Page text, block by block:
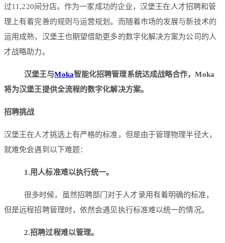
过11,220间分店。作为一家成功的企业，汉堡王在人才招聘和管
理上有着完善的规则与运营规划。而随着市场的发展与新技术的
运用成熟，汉堡王也期望借助更多的数字化解决方案为公司的人
才战略助力。
汉堡王与Moka智能化招聘管理系统达成战略合作，Moka
将为汉堡王提供全流程的数字化解决方案。
招聘挑战
汉堡王在人才挑选上有严格的标准，但是由于管理物理半径大，
就难免会遇到以下难题：
1.用人标准难以执行统一。
很多时候，虽然招聘部门对于人才录用有着明确的标准，
但是远程招聘管理时，依然会遇见执行标准难以统一的情况。
2.招聘过程难以管理。